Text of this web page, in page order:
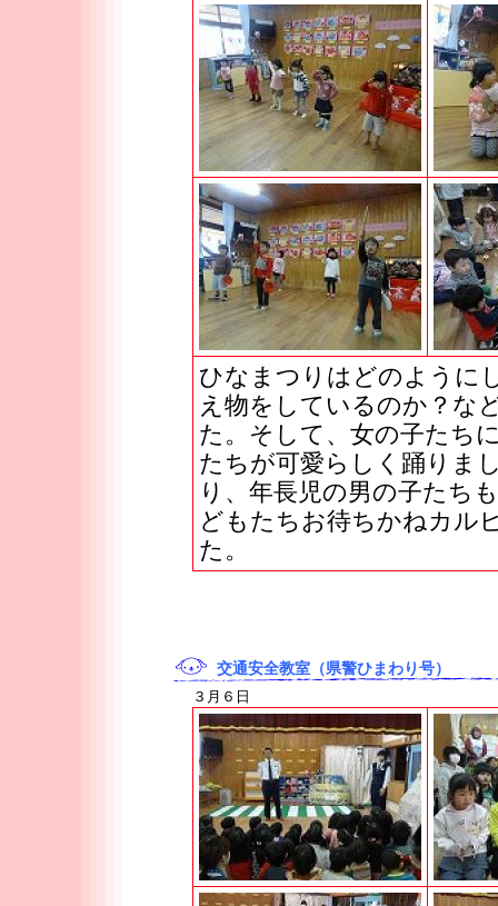
ひなまつりはどのように
え物をしているのか？な
た。そして、女の子たち
たちが可愛らしく踊りま
り、年長児の男の子たち
どもたちお待ちかねカル
た。
交通安全教室（県警ひまわり号）
３月６日